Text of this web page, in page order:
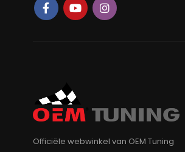
Officiële webwinkel van OEM Tuning